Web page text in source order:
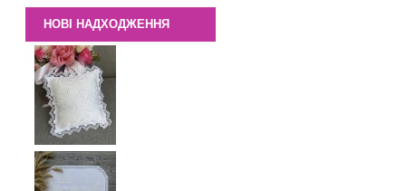
НОВІ НАДХОДЖЕННЯ